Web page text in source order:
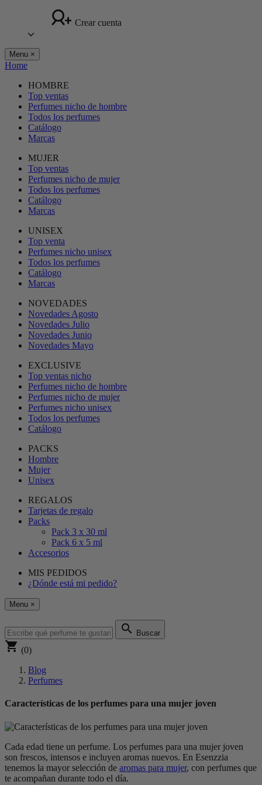
Crear cuenta
Menu ×
Home
HOMBRE
Top ventas
Perfumes nicho de hombre
Todos los perfumes
Catálogo
Marcas
MUJER
Top ventas
Perfumes nicho de mujer
Todos los perfumes
Catálogo
Marcas
UNISEX
Top venta
Perfumes nicho unisex
Todos los perfumes
Catálogo
Marcas
NOVEDADES
Novedades Agosto
Novedades Julio
Novedades Junio
Novedades Mayo
EXCLUSIVE
Top ventas nicho
Perfumes nicho de hombre
Perfumes nicho de mujer
Perfumes nicho unisex
Todos los perfumes
Catálogo
PACKS
Hombre
Mujer
Unisex
REGALOS
Tarjetas de regalo
Packs
Pack 3 x 30 ml
Pack 6 x 5 ml
Accesorios
MIS PEDIDOS
¿Dónde está mi pedido?
Menu ×
search Buscar
shopping_cart (0)
Blog
Perfumes
Características de los perfumes para una mujer joven
Cada edad tiene un perfume. Los perfumes para una mujer joven
son frescos, intensos e incluyen aromas nuevos. En Esenzzia
tenemos la mayor selección de aromas para mujer, con perfumes que
te acompañan durante todo el día.